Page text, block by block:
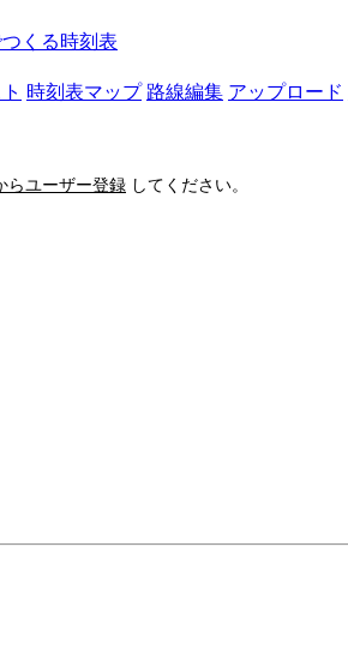
くる時刻表
時刻表マップ 路線編集 アップロード
らユーザー登録 してください。